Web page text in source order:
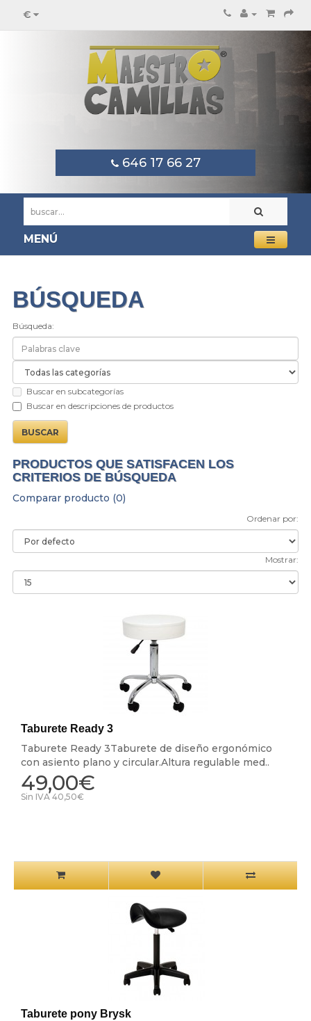
€
646 17 66 27
MENÚ
BÚSQUEDA
Búsqueda:
Buscar en subcategorías
Buscar en descripciones de productos
PRODUCTOS QUE SATISFACEN LOS
CRITERIOS DE BÚSQUEDA
Comparar producto (0)
Ordenar por:
Mostrar:
Taburete Ready 3
Taburete Ready 3Taburete de diseño ergonómico
con asiento plano y circular.Altura regulable med..
49,00€
Sin IVA 40,50€
Taburete pony Brysk